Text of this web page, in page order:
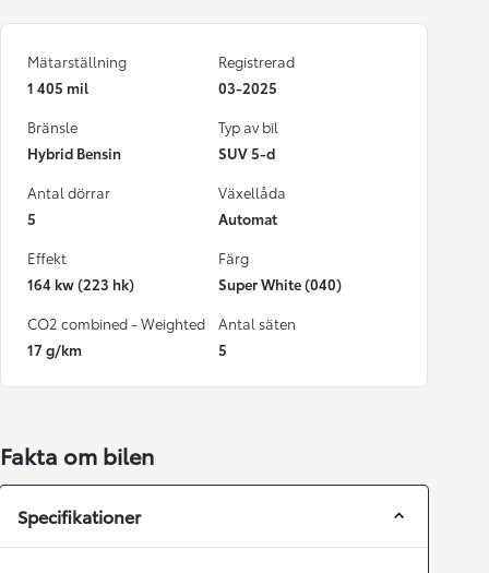
Mätarställning
1 405 mil
Registrerad
03-2025
Bränsle
Hybrid Bensin
Typ av bil
SUV 5-d
Antal dörrar
5
Växellåda
Automat
Effekt
164 kw (223 hk)
Färg
Super White (040)
CO2 combined - Weighted
17 g/km
Antal säten
5
Fakta om bilen
Specifikationer